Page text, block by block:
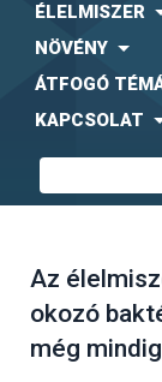
ÉLELMISZER
NÖVÉNY
ÁTFOGÓ
KAPCSOLAT
Az
okozó
még